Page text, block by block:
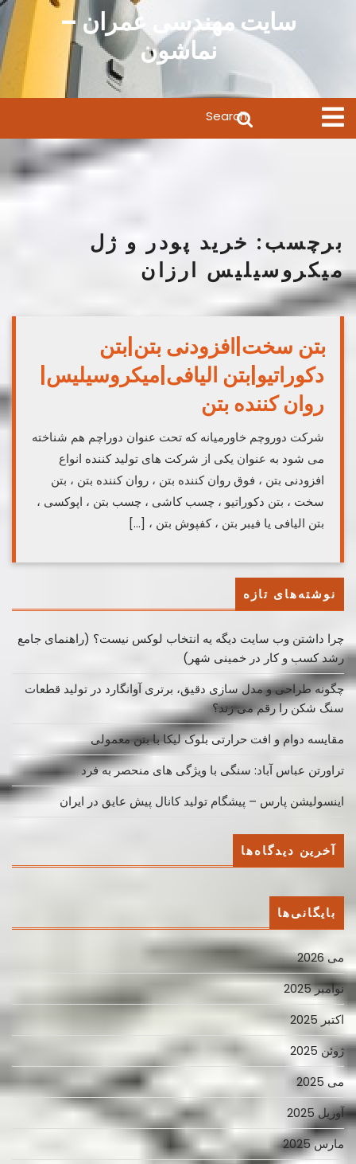
سایت مهندسی عمران –
نماشون
Open
Menu
for:
برچسب: خرید پودر و ژل
میکروسیلیس ارزان
بتن سخت|افزودنی بتن|بتن
دکوراتیو|بتن الیافی|میکروسیلیس|
روان کننده بتن
شرکت دوروچم خاورمیانه که تحت عنوان دوراچم هم شناخته
می شود به عنوان یکی از شرکت های تولید کننده انواع
افزودنی بتن ، فوق روان کننده بتن ، روان کننده بتن ، بتن
سخت ، بتن دکوراتیو ، چسب کاشی ، چسب بتن ، اپوکسی ،
بتن الیافی یا فیبر بتن ، کفپوش بتن ، […]
نوشته‌های تازه
چرا داشتن وب سایت دیگه یه انتخاب لوکس نیست؟ (راهنمای جامع
رشد کسب ‌و کار در خمینی ‌شهر)
چگونه طراحی و مدل سازی دقیق، برتری آوانگارد در تولید قطعات
سنگ شکن را رقم می زند؟
مقایسه دوام و افت حرارتی بلوک لیکا با بتن معمولی
تراورتن عباس آباد: سنگی با ویژگی های منحصر به فرد
اینسولیشن پارس – پیشگام تولید کانال پیش عایق در ایران
آخرین دیدگاه‌ها
بایگانی‌ها
می 2026
نوامبر 2025
اکتبر 2025
ژوئن 2025
می 2025
آوریل 2025
مارس 2025